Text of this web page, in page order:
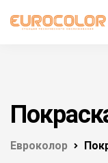
Евроколор